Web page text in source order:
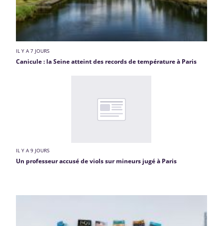
IL Y A 7 JOURS
Canicule : la Seine atteint des records de température à Paris
IL Y A 9 JOURS
Un professeur accusé de viols sur mineurs jugé à Paris